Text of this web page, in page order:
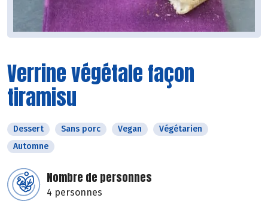
Verrine végétale façon
tiramisu
Dessert Sans porc Vegan
Végétarien
Automne
Nombre de personnes
4 personnes